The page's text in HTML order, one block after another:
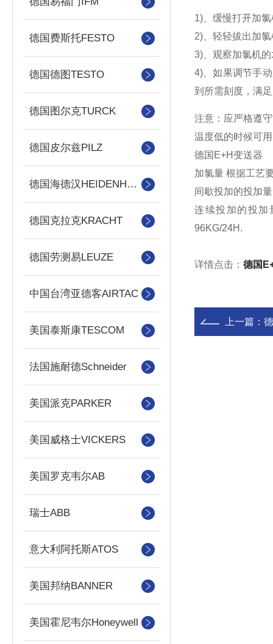
德国费斯托FESTO
德国德图TESTO
德国图尔克TURCK
德国皮尔兹PILZ
德国海德汉HEIDENHAIN
德国克拉克KRACHT
德国劳测易LEUZE
中国台湾亚德客AIRTAC
美国泰斯康TESCOM
法国施耐德Schneider
美国派克PARKER
美国威格士VICKERS
美国罗克韦尔AB
瑞士ABB
意大利阿托斯ATOS
美国邦纳BANNER
美国霍尼韦尔Honeywell
1)、缓慢打开加
2)、轻轻拔出加
3)、观察加氯机
4)、如果调节手
到所需刻度，满
注意：应严格遵
温度低的时候可
德国E+H变送器
加氯量 根据工艺
间歇投加的投加
连续投加的投加
96KG/24H.
详情点击： 德国
上一篇：